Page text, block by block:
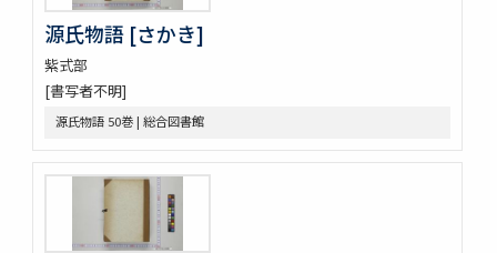
助辭音義考
古今集類辭 2巻
甲府新聞
論語 10巻
曽我物語 12巻
倭名類聚鈔 20巻
令義解 10巻
源氏物語 [さかき]
紫式部
[書写者不明]
源氏物語 50巻 | 総合図書館